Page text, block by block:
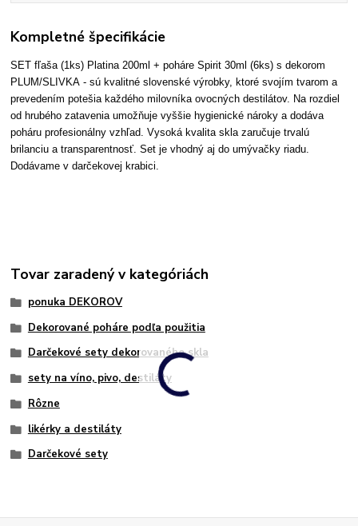
Kompletné špecifikácie
SET fľaša (1ks) Platina 200ml + poháre Spirit 30ml (6ks) s dekorom
PLUM/SLIVKA - sú kvalitné slovenské výrobky, ktoré svojím tvarom a
prevedením potešia každého milovníka ovocných destilátov. Na rozdiel
od hrubého zatavenia umožňuje vyššie hygienické nároky a dodáva
poháru profesionálny vzhľad.Vysoká kvalita skla zaručuje trvalú
brilanciu a transparentnosť. Set je vhodný aj do umývačky riadu.
Dodávame v darčekovej krabici.
Tovar zaradený v kategóriách
ponuka DEKOROV
Dekorované poháre podľa použitia
Darčekové sety dekorovaného skla
sety na víno, pivo, destiláty
Rôzne
likérky a destiláty
Darčekové sety